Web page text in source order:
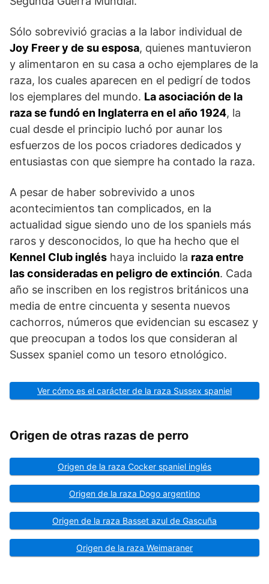
Sólo sobrevivió gracias a la labor individual de
Joy Freer y de su esposa, quienes mantuvieron
y alimentaron en su casa a ocho ejem­plares de la
raza, los cuales aparecen en el pedigrí de todos
los ejemplares del mundo. La asociación de la
raza se fundó en Inglaterra en el año 1924, la
cual desde el principio luchó por aunar los
esfuerzos de los pocos criadores dedicados y
entusiastas con que siempre ha contado la raza.
A pesar de haber sobrevivido a unos
acontecimientos tan complicados, en la
actualidad sigue siendo uno de los spaniels más
raros y desconocidos, lo que ha hecho que el
Kennel Club inglés haya incluido la raza entre
las consideradas en peligro de extinción. Cada
año se inscriben en los registros británicos una
media de entre cincuenta y sesenta nuevos
cachorros, números que evidencian su es­casez y
que preocupan a todos los que consideran al
Sussex spaniel como un tesoro etnológico.
Ver cómo es el carácter de la raza Sussex spaniel
Origen de otras razas de perro
Origen de la raza Cocker spaniel inglés
Origen de la raza Dogo argentino
Origen de la raza Basset azul de Gascuña
Origen de la raza Weimaraner